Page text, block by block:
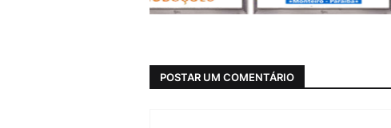
POSTAR UM COMENTÁRIO